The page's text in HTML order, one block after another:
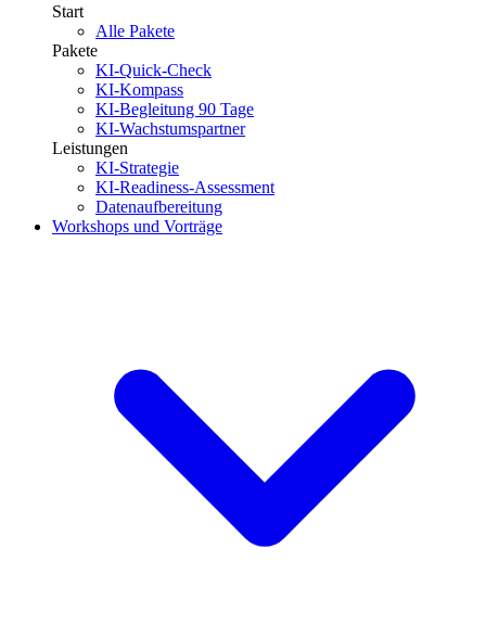
Start
Alle Pakete
Pakete
KI-Quick-Check
KI-Kompass
KI-Begleitung 90 Tage
KI-Wachstumspartner
Leistungen
KI-Strategie
KI-Readiness-Assessment
Datenaufbereitung
Workshops und Vorträge